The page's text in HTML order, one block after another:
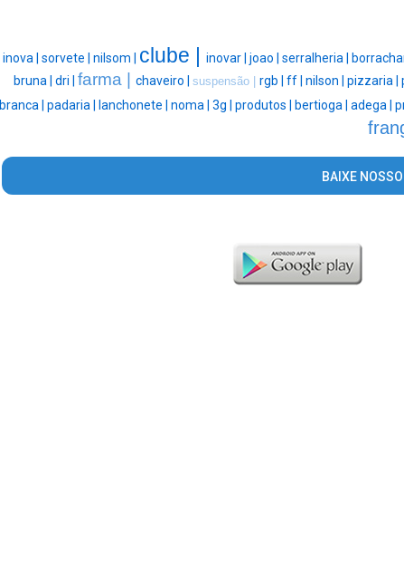
inova | sorvete | nilsom | clube | inovar | joao | serralheria |
bruna | dri | farma | chaveiro | suspensão | rgb | ff | nilson | pizzaria |
branca | padaria | lanchonete | noma | 3g | produtos | bertioga | adega |
BAIXE